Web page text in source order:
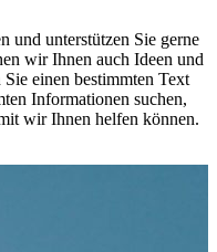
und unterstützen Sie gerne
wir Ihnen auch Ideen und
einen bestimmten Text
Informationen suchen,
wir Ihnen helfen können.